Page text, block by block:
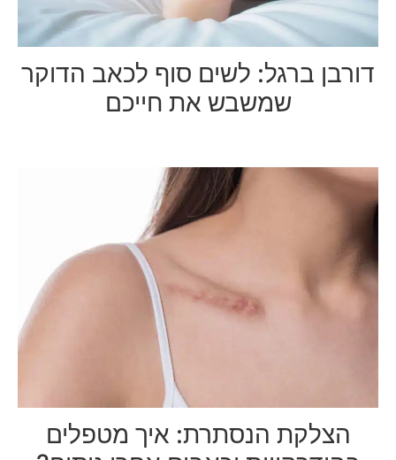
דורבן ברגל: לשים סוף לכאב הדוקר
שמשבש את חייכם
הצלקת הנסתרת: איך מטפלים